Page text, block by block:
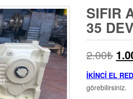
SIFIR
35
2.00₺
İKİNCİ EL
görebilirsiniz.